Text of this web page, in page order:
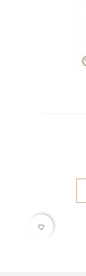
favorite_border